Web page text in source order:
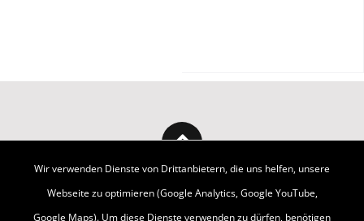
Wir verwenden Dienste von Drittanbietern, die uns helfen, unsere
Webseite zu optimieren (Google Analytics, Google YouTube,
Google Maps). Um diese Dienste verwenden zu dürfen, benötigen